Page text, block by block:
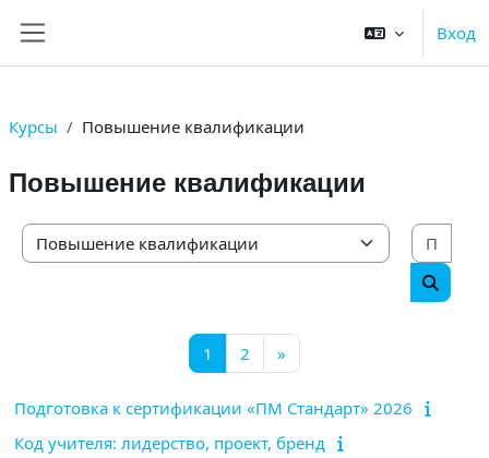
Вход
Курсы Повышение квалификации
Повышение квалификации
Категории курсов
Поиск
1 Страница 1
2 Страница 2
»
Подготовка к сертификации «ПМ Стандарт» 2026
Код учителя: лидерство, проект, бренд